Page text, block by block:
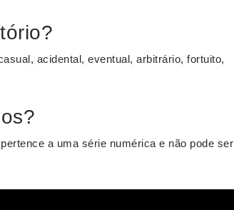
acidental, eventual, arbitrário, fortuito,
a uma série numérica e não pode ser